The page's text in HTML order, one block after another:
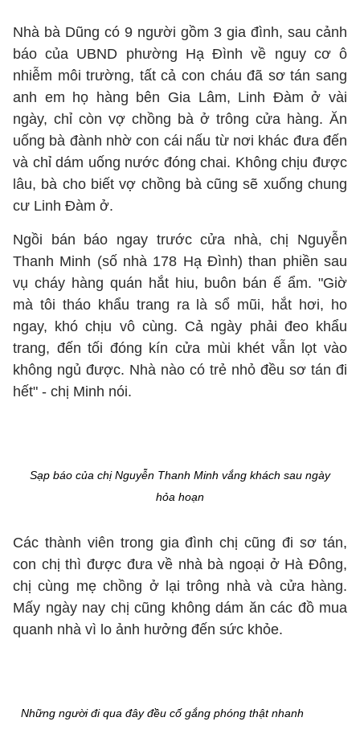
Nhà bà Dũng có 9 người gồm 3 gia đình, sau cảnh
báo của UBND phường Hạ Đình về nguy cơ ô
nhiễm môi trường, tất cả con cháu đã sơ tán sang
anh em họ hàng bên Gia Lâm, Linh Đàm ở vài
ngày, chỉ còn vợ chồng bà ở trông cửa hàng. Ăn
uống bà đành nhờ con cái nấu từ nơi khác đưa đến
và chỉ dám uống nước đóng chai. Không chịu được
lâu, bà cho biết vợ chồng bà cũng sẽ xuống chung
cư Linh Đàm ở.
Ngồi bán báo ngay trước cửa nhà, chị Nguyễn
Thanh Minh (số nhà 178 Hạ Đình) than phiền sau
vụ cháy hàng quán hắt hiu, buôn bán ế ẩm. "Giờ
mà tôi tháo khẩu trang ra là sổ mũi, hắt hơi, ho
ngay, khó chịu vô cùng. Cả ngày phải đeo khẩu
trang, đến tối đóng kín cửa mùi khét vẫn lọt vào
không ngủ được. Nhà nào có trẻ nhỏ đều sơ tán đi
hết" - chị Minh nói.
Sạp báo của chị Nguyễn Thanh Minh vắng khách sau ngày
hỏa hoạn
Các thành viên trong gia đình chị cũng đi sơ tán,
con chị thì được đưa về nhà bà ngoại ở Hà Đông,
chị cùng mẹ chồng ở lại trông nhà và cửa hàng.
Mấy ngày nay chị cũng không dám ăn các đồ mua
quanh nhà vì lo ảnh hưởng đến sức khỏe.
Những người đi qua đây đều cố gắng phóng thật nhanh